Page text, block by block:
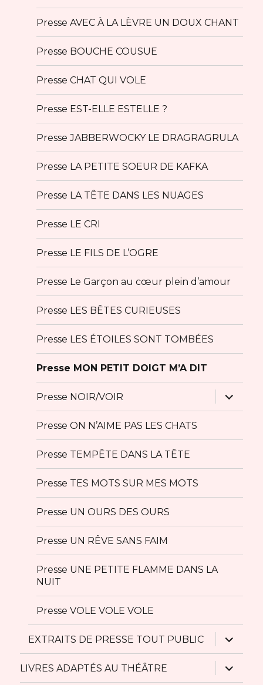
Presse AVEC À LA LÈVRE UN DOUX CHANT
Presse BOUCHE COUSUE
Presse CHAT QUI VOLE
Presse EST-ELLE ESTELLE ?
Presse JABBERWOCKY LE DRAGRAGRULA
Presse LA PETITE SOEUR DE KAFKA
Presse LA TÊTE DANS LES NUAGES
Presse LE CRI
Presse LE FILS DE L’OGRE
Presse Le Garçon au cœur plein d’amour
Presse LES BÊTES CURIEUSES
Presse LES ÉTOILES SONT TOMBÉES
Presse MON PETIT DOIGT M’A DIT
Presse NOIR/VOIR
ouvrir
le
sous-
Presse ON N’AIME PAS LES CHATS
Presse TEMPÊTE DANS LA TÊTE
Presse TES MOTS SUR MES MOTS
Presse UN OURS DES OURS
Presse UN RÊVE SANS FAIM
Presse UNE PETITE FLAMME DANS LA
NUIT
Presse VOLE VOLE VOLE
EXTRAITS DE PRESSE TOUT PUBLIC
ouvrir
le
sous-
menu
LIVRES ADAPTÉS AU THÉÂTRE
ouvrir
le